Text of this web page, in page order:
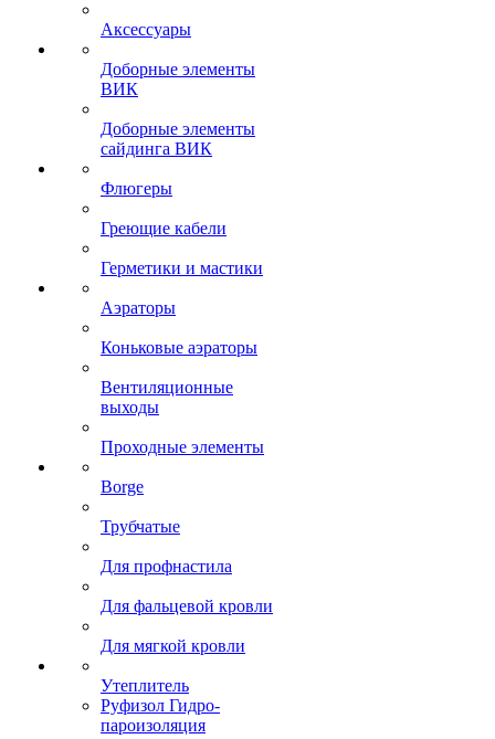
Аксессуары
Доборные элементы
ВИК
Доборные элементы
сайдинга ВИК
Флюгеры
Греющие кабели
Герметики и мастики
Аэраторы
Коньковые аэраторы
Вентиляционные
выходы
Проходные элементы
Borge
Трубчатые
Для профнастила
Для фальцевой кровли
Для мягкой кровли
Утеплитель
Руфизол Гидро-
пароизоляция